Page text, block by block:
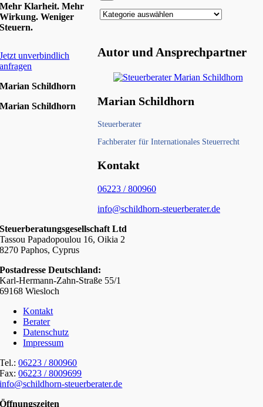
Autor und Ansprechpartner
Marian Schildhorn
Steuerberater
Fachberater für Internationales Steuerrecht
Kontakt
06223 / 800960
info@schildhorn-steuerberater.de
Mehr Klarheit. Mehr
Wirkung. Weniger
Steuern.
Jetzt unverbindlich
anfragen
Marian Schildhorn
Marian Schildhorn
Steuerberatungsgesellschaft Ltd
Tassou Papadopoulou 16, Oikia 2
8270 Paphos, Cyprus
Postadresse Deutschland:
Karl-Hermann-Zahn-Straße 55/1
69168 Wiesloch
Kontakt
Berater
Datenschutz
Impressum
Tel.:06223 / 800960
Fax:06223 / 8009699
info@schildhorn-steuerberater.de
Öffnungszeiten